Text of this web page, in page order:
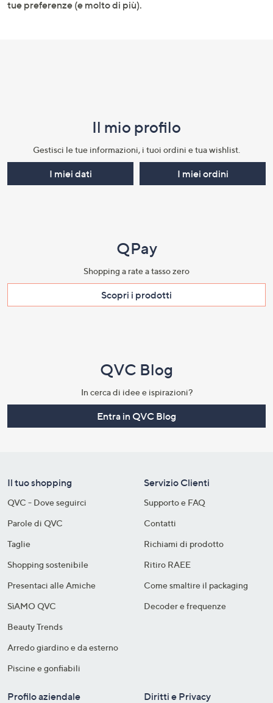
tue preferenze (e molto di più).
Il mio profilo​
Gestisci le tue informazioni, i tuoi ordini e tua wishlist.​
I miei dati I miei ordini
QPay
Shopping a rate a tasso zero​
Scopri i prodotti​
QVC Blog
In cerca di idee e ispirazioni?
Entra in QVC Blog
Il tuo shopping
QVC - Dove seguirci
Parole di QVC
Taglie
Shopping sostenibile​
Presentaci alle Amiche
SìAMO QVC
Beauty Trends
Arredo giardino e da esterno
Piscine e gonfiabili
Servizio Clienti
Supporto e FAQ
Contatti
Richiami di prodotto
Ritiro RAEE
Come smaltire il packaging​
Decoder e frequenze​
Profilo aziendale Diritti e Privacy